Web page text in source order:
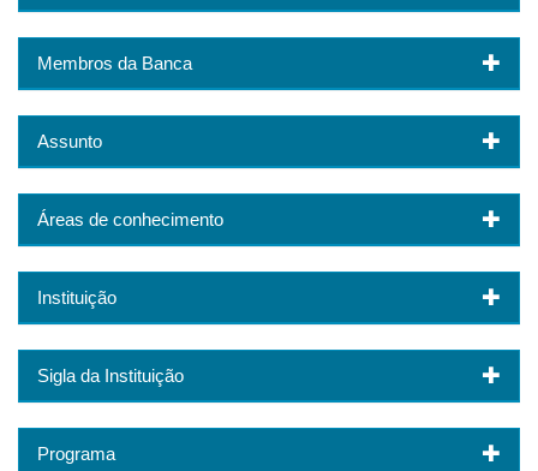
Membros da Banca
Assunto
Áreas de conhecimento
Instituição
Sigla da Instituição
Programa